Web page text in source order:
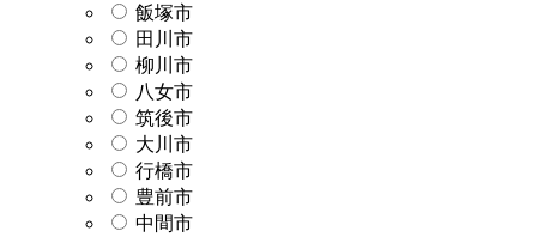
飯塚市
田川市
柳川市
八女市
筑後市
大川市
行橋市
豊前市
中間市